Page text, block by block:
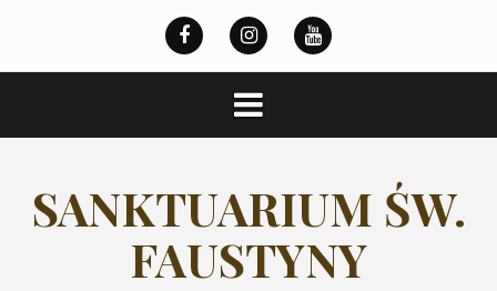
treści
SANKTUARIUM ŚW.
FAUSTYNY